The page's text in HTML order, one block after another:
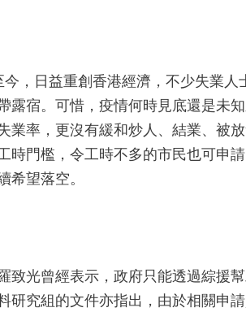
，日益重創香港經濟，不少失業
露宿。可惜，疫情何時見底還是未
業率，更沒有緩和炒人、結業、被
時門檻，令工時不多的市民也可申
希望落空。
致光曾經表示，政府只能透過綜援
研究組的文件亦指出，由於相關申